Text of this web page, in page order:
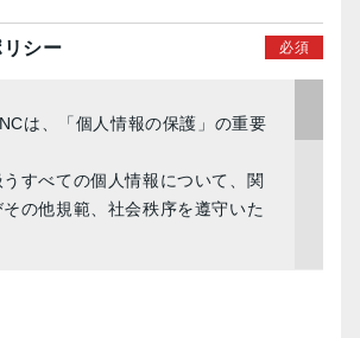
シー
は、「個人情報の保護」の重要
すべての個人情報について、関
の他規範、社会秩序を遵守いた
法人に周知徹底するとともに、